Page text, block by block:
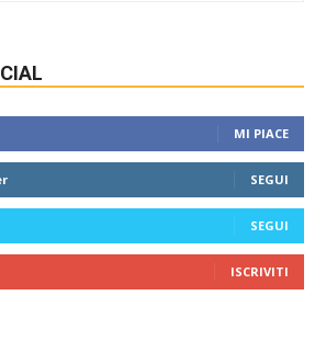
MI PIACE
SEGUI
SEGUI
ISCRIVITI